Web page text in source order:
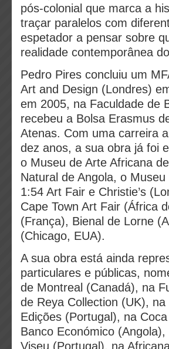
pós-colonial que marca a
traçar paralelos com
espetador a pensar sobre
realidade contemporânea
Pedro Pires concluiu um
Art and Design (Londres)
em 2005, na Faculdade de
recebeu a Bolsa Erasmus
Atenas. Com uma carreira
dez anos, a sua obra já foi
o Museu de Arte Africana
Natural de Angola, o
1:54 Art Fair e Christie’s
Cape Town Art Fair (África
(França), Bienal de Lorne
(Chicago, EUA).
A sua obra está ainda
particulares e públicas,
de Montreal (Canadá), na
de Reya Collection (UK),
Edições (Portugal), na
Banco Económico
Viseu (Portugal), na